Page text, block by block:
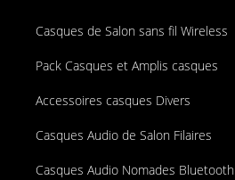
Casques de Salon sans fil Wireless
Pack Casques et Amplis casques
Accessoires casques Divers
Casques Audio de Salon Filaires
Casques Audio Nomades Bluetooth